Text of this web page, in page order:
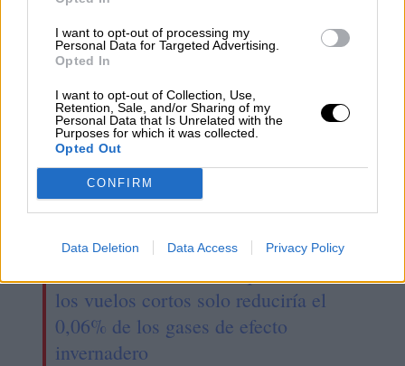
I want to opt-out of processing my
Personal Data for Targeted Advertising.
Opted In
I want to opt-out of Collection, Use,
Retention, Sale, and/or Sharing of my
Personal Data that Is Unrelated with the
Purposes for which it was collected.
Opted Out
CONFIRM
Data Deletion Data Access Privacy Policy
los vuelos cortos solo reduciría el
0,06% de los gases de efecto
invernadero